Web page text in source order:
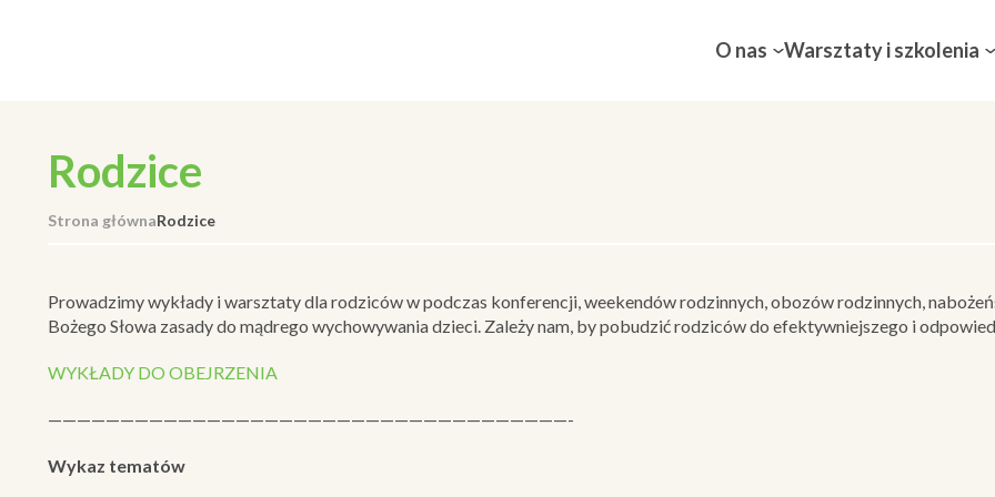
O nas Warsztaty i szkolenia
Rodzice
Strona głównaRodzice
Prowadzimy wykłady i warsztaty dla rodziców w podczas konferencji, weekendów rodzinnych, obozów rodzinnych,
Bożego Słowa zasady do mądrego wychowywania dzieci. Zależy nam, by pobudzić rodziców do efektywniejszego i
WYKŁADY DO OBEJRZENIA
————————————————————————————————————-
Wykaz tematów